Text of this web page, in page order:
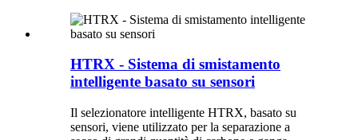
HTRX - Sistema di smistamento
intelligente basato su sensori
Il selezionatore intelligente HTRX, basato su
sensori, viene utilizzato per la separazione a